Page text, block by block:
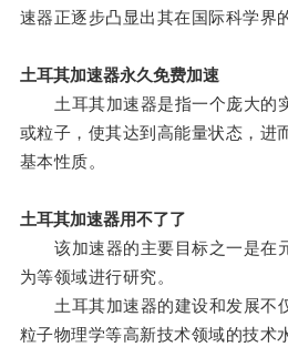
速器正逐步凸显出其在国际科学界
土耳其加速器永久免费加速
土耳其加速器是指一个庞大的
或粒子，使其达到高能量状态，进
基本性质。
土耳其加速器用不了了
该加速器的主要目标之一是在
为等领域进行研究。
土耳其加速器的建设和发展不仅
粒子物理学等高新技术领域的技术